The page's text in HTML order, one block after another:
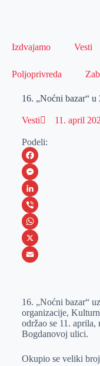
Izdvajamo Vesti
Poljoprivreda
16. „Noćni bazar“ u
Vesti 11. april
Podeli:
F
a
c
e
b
o
M
e
s
s
e
e
r
L
i
n
k
I
n
V
i
b
W
h
s
A
p
p
X
a
i
l
16. „Noćni bazar“
organizacije,
održao se 11. aprila,
Bogdanovoj ulici.
Okupio se veliki